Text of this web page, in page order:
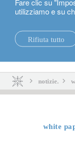
utilizziamo e su
Rifiuta tutto
notizie.
white